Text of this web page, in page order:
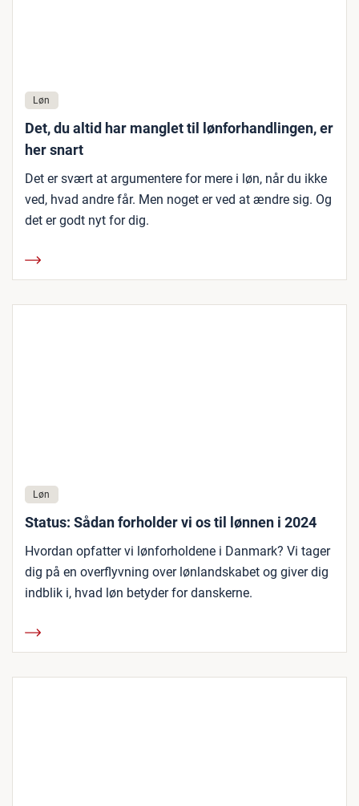
Løn
Det, du altid har manglet til lønforhandlingen, er
her snart
Det er svært at argumentere for mere i løn, når du ikke
ved, hvad andre får. Men noget er ved at ændre sig. Og
det er godt nyt for dig.
Løn
Status: Sådan forholder vi os til lønnen i 2024
Hvordan opfatter vi lønforholdene i Danmark? Vi tager
dig på en overflyvning over lønlandskabet og giver dig
indblik i, hvad løn betyder for danskerne.